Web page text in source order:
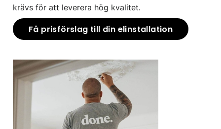
krävs för att leverera hög kvalitet.
Få prisförslag till din elinstallation